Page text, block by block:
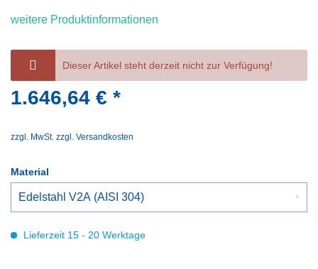
weitere Produktinformationen
Dieser Artikel steht derzeit nicht zur Verfügung!
1.646,64 € *
zzgl. MwSt. zzgl. Versandkosten
Material
Lieferzeit 15 - 20 Werktage